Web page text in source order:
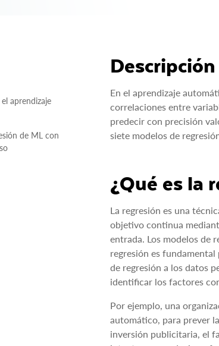
aprendizaje
de ML con
En el aprendizaje
correlaciones entre
predecir con precisión
siete modelos de
¿Qué es la
La regresión es una
objetivo continua
entrada. Los modelos de
regresión es
de regresión a los datos
identificar los factores
Por ejemplo, una
automático, para prever
inversión publicitaria, el